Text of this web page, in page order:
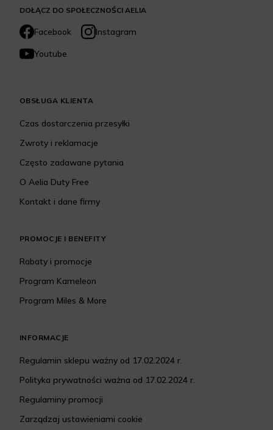
DOŁĄCZ DO SPOŁECZNOŚCI AELIA
Facebook
Instagram
Youtube
OBSŁUGA KLIENTA
Czas dostarczenia przesyłki
Zwroty i reklamacje
Często zadawane pytania
O Aelia Duty Free
Kontakt i dane firmy
PROMOCJE I BENEFITY
Rabaty i promocje
Program Kameleon
Program Miles & More
INFORMACJE
Regulamin sklepu ważny od 17.02.2024 r.
Polityka prywatności ważna od 17.02.2024 r.
Regulaminy promocji
Zarządzaj ustawieniami cookie